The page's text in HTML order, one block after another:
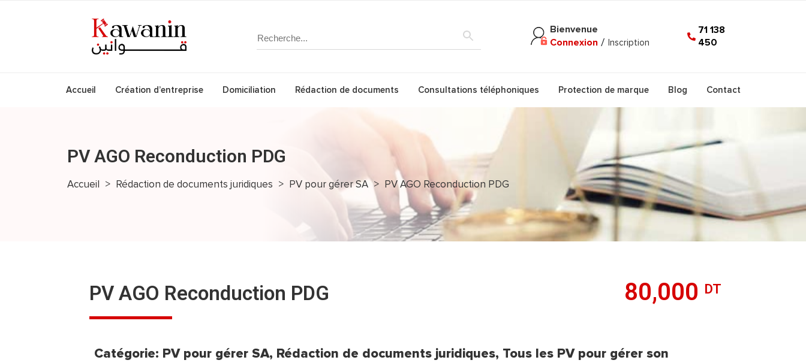
Bienvenue
Connexion / Inscription
71 138
450
Accueil Création d’entreprise Domiciliation Rédaction de documents Consultations téléphoniques Protection de marque Blog Contact
PV AGO Reconduction PDG
Accueil > Rédaction de documents juridiques > PV pour gérer SA > PV AGO Reconduction PDG
PV AGO Reconduction PDG 80,000 DT
Catégorie: PV pour gérer SA, Rédaction de documents juridiques, Tous les PV pour gérer son